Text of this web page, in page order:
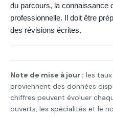
du parcours, la connaissance
professionnelle. Il doit être
des révisions écrites.
Note de mise à jour : les
proviennent des données
chiffres peuvent évoluer
ouverts, les spécialités et le